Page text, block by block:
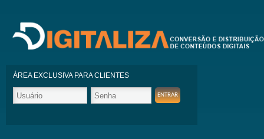
ÁREA EXCLUSIVA PARA CLIENTES